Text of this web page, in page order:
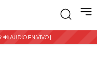
🔊 AUDIO EN VIVO |